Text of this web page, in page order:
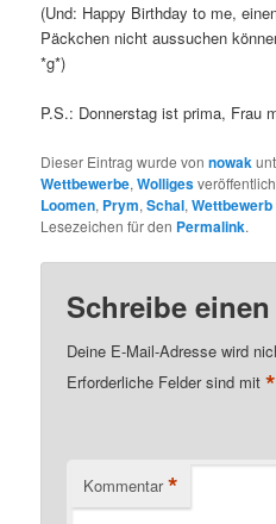
(Und: Happy Birthday to me,
Päckchen nicht aussuchen
*g*)
P.S.: Donnerstag ist prima, Frau
Dieser Eintrag wurde vonnowak
Wettbewerbe,Wolliges
Loomen, Prym,Schal,Wettbewerb
Lesezeichen für den Permalink.
Schreibe
Deine E-Mail-Adresse wird
Erforderliche Felder sind mit*
Kommentar *